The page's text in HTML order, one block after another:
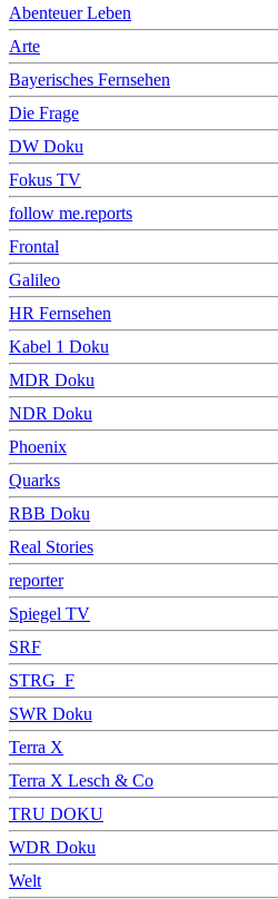
Abenteuer Leben
Arte
Bayerisches Fernsehen
Die Frage
DW Doku
Fokus TV
follow me.reports
Frontal
Galileo
HR Fernsehen
Kabel 1 Doku
MDR Doku
NDR Doku
Phoenix
Quarks
RBB Doku
Real Stories
reporter
Spiegel TV
SRF
STRG_F
SWR Doku
Terra X
Terra X Lesch & Co
TRU DOKU
WDR Doku
Welt